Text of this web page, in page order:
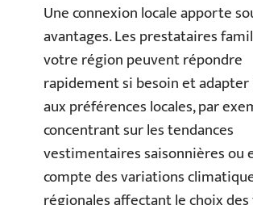
Une connexion locale apporte
avantages. Les prestataires
votre région peuvent répondre
rapidement si besoin et
aux préférences locales, par
concentrant sur les tendances
vestimentaires saisonnières ou
compte des variations